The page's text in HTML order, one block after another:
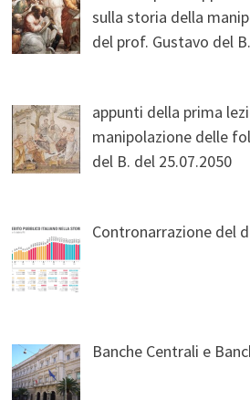
sulla storia della
del prof. Gustavo del
appunti della prima
manipolazione delle
del B. del 25.07.2050
Contronarrazione del
Banche Centrali e